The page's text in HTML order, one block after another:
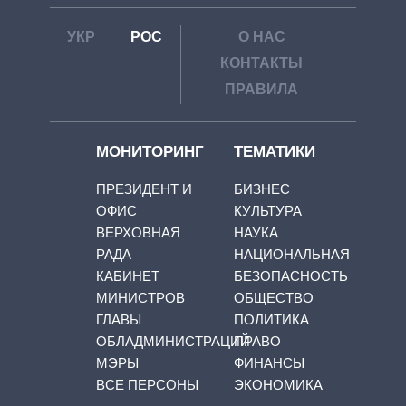
УКР РОС
О НАС
КОНТАКТЫ
ПРАВИЛА
МОНИТОРИНГ
ПРЕЗИДЕНТ И
ОФИС
ВЕРХОВНАЯ
РАДА
КАБИНЕТ
МИНИСТРОВ
ГЛАВЫ
ОБЛАДМИНИСТРАЦИЙ
МЭРЫ
ВСЕ ПЕРСОНЫ
ТЕМАТИКИ
БИЗНЕС
КУЛЬТУРА
НАУКА
НАЦИОНАЛЬНАЯ
БЕЗОПАСНОСТЬ
ОБЩЕСТВО
ПОЛИТИКА
ПРАВО
ФИНАНСЫ
ЭКОНОМИКА